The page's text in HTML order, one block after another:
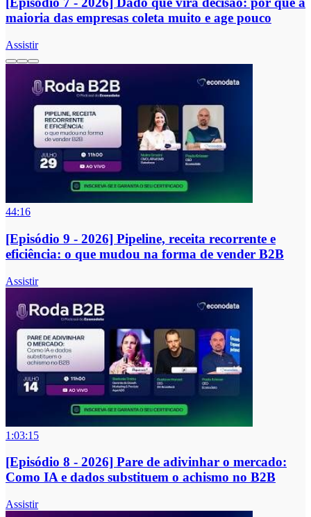
maioria das empresas coleta muito e age pouco
Assistir
44:16
[Episódio 9 - 2026] Pipeline, receita recorrente e
eficiência: o que mudou na forma de vender B2B
Assistir
1:03:15
[Episódio 8 - 2026] Pare de adivinhar o mercado:
Como IA e dados substituem o achismo no B2B
Assistir